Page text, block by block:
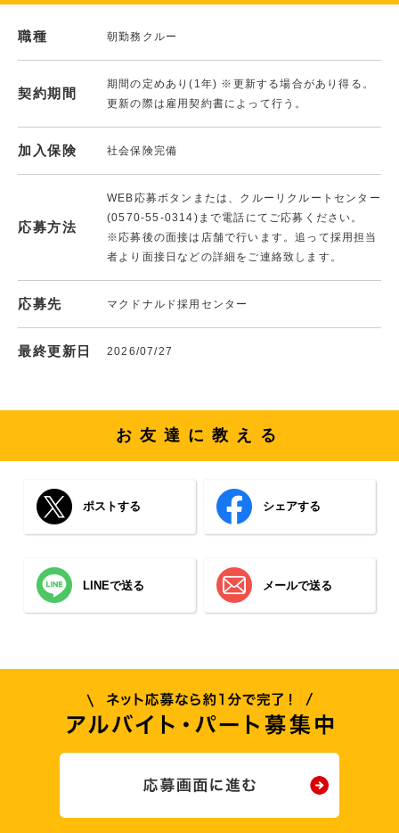
職種 朝勤務クルー
契約期間
期間の定めあり(1年) ※更新する場合があり得る。
更新の際は雇用契約書によって行う。
加入保険 社会保険完備
応募方法
WEB応募ボタンまたは、クルーリクルートセンター
(0570-55-0314)まで電話にてご応募ください。
※応募後の面接は店舗で行います。追って採用担当
者より面接日などの詳細をご連絡致します。
応募先 マクドナルド採用センター
最終更新日 2026/07/27
お友達に教える
ポストする シェアする
LINEで送る メールで送る